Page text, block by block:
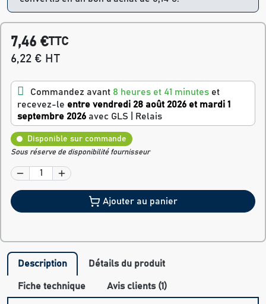
7,46 €TTC
6,22 € HT
Commandez avant 8 heures et 41 minutes et
recevez-le entre vendredi 28 août 2026 et mardi 1
septembre 2026 avec GLS | Relais
Disponible sur commande
Sous réserve de disponibilité fournisseur
Ajouter au panier
Description Détails du produit
Fiche technique Avis clients (1)